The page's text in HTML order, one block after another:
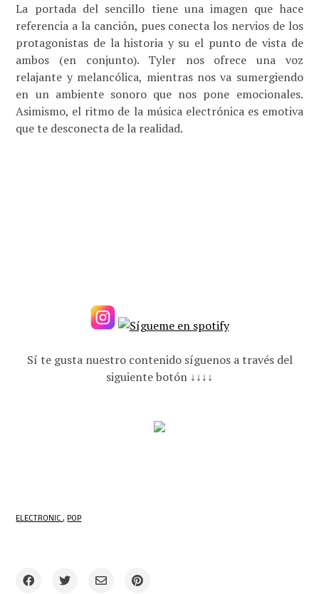
La portada del sencillo tiene una imagen que hace
referencia a la canción, pues conecta los nervios de los
protagonistas de la historia y su el punto de vista de
ambos (en conjunto). Tyler nos ofrece una voz
relajante y melancólica, mientras nos va sumergiendo
en un ambiente sonoro que nos pone emocionales.
Asimismo, el ritmo de la música electrónica es emotiva
que te desconecta de la realidad.
Sí te gusta nuestro contenido síguenos a través del
siguiente botón ↓↓↓↓
ELECTRONIC POP